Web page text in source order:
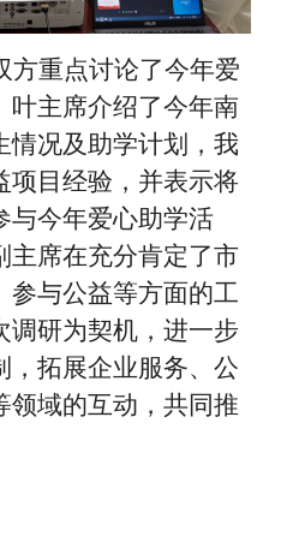
方重点讨论了今年爱
叶主席介绍了今年南
情况及助学计划，我
项目经验，并表示将
与今年爱心助学活
主席在充分肯定了市
参与公益等方面的工
调研为契机，进一步
，拓展企业服务、公
领域的互动，共同推